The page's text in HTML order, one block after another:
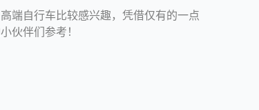
端自行车比较感兴趣，凭借仅有的一点
伙伴们参考！